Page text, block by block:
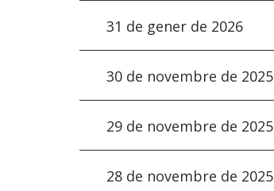
31 de gener de 2026
30 de novembre de 2025
29 de novembre de 2025
28 de novembre de 2025